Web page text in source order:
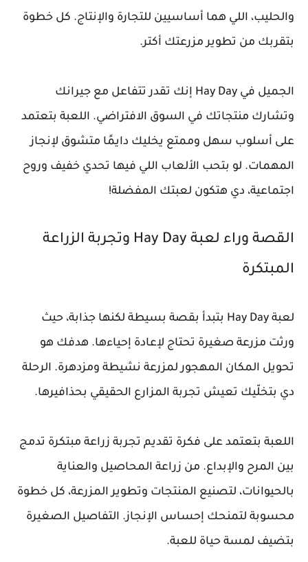
والحليب، اللي هما أساسيين للتجارة والإنتاج. كل خطوة
بتقربك من تطوير مزرعتك أكتر.
الجميل في Hay Day إنك تقدر تتفاعل مع جيرانك
وتشارك منتجاتك في السوق الافتراضي. اللعبة بتعتمد
على أسلوب سهل وممتع يخليك دايمًا متشوق لإنجاز
المهمات. لو بتحب الألعاب اللي فيها تحدي خفيف وروح
اجتماعية، دي هتكون لعبتك المفضلة!
القصة وراء لعبة Hay Day وتجربة الزراعة
المبتكرة
لعبة Hay Day بتبدأ بقصة بسيطة لكنها جذابة، حيث
ورثت مزرعة صغيرة تحتاج لإعادة إحياءها. هدفك هو
تحويل المكان المهجور لمزرعة نشيطة ومزدهرة. الرحلة
دي بتخلّيك تعيش تجربة المزارع الحقيقي بحذافيرها.
اللعبة بتعتمد على فكرة تقديم تجربة زراعة مبتكرة تدمج
بين المرح والإبداع. من زراعة المحاصيل والعناية
بالحيوانات، لتصنيع المنتجات وتطوير المزرعة، كل خطوة
محسوبة لتمنحك إحساس الإنجاز. التفاصيل الصغيرة
بتضيف لمسة حياة للعبة.